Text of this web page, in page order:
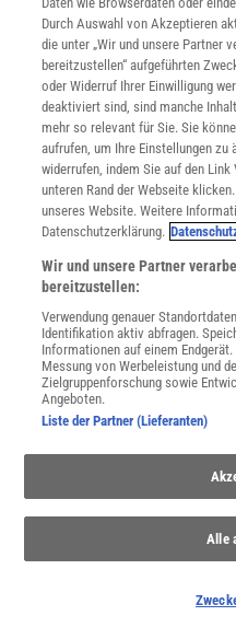
THEMENKANÄLE
Durch Auswahl von Akzeptieren
die unter „Wir und unsere Partner
bereitzustellen“ aufgeführten
oder Widerruf Ihrer Einwilligung
deaktiviert sind, sind manche
mehr so relevant für Sie. Sie
aufrufen, um Ihre Einstellungen zu
widerrufen, indem Sie auf den
unteren Rand der Webseite
unseres Website. Weitere
Datenschutzerklärung.
Wir und unsere Partner
bereitzustellen:
Verwendung genauer
Identifikation aktiv abfragen.
Informationen auf einem
Messung von Werbeleistung und
Zielgruppenforschung sowie
Angeboten.
Liste der Partner (Lieferanten)
Alle